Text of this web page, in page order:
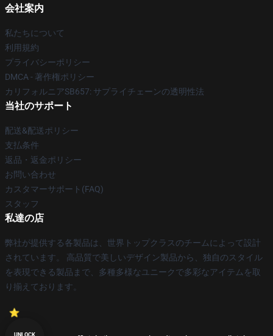
会社案内
私たちについて
利用規約
プライバシーポリシー
DMCA - 著作権ポリシー
カリフォルニアSB657: サプライチェーンの透明性法
当社のサポート
配送&配送ポリシー
支払条件
返品・返金ポリシー
お問い合わせ
カスタマーサポート(FAQ)
スタッフ
私達の店
弊社が提供する各製品は、世界トップクラスのチームによって設計
されています。 高品質で美しいデザイン製品から、独自のスタイル
を表現できる製品まで、多種多様なユニークで多彩なアイテムを取
り揃えております。
UNLOCK